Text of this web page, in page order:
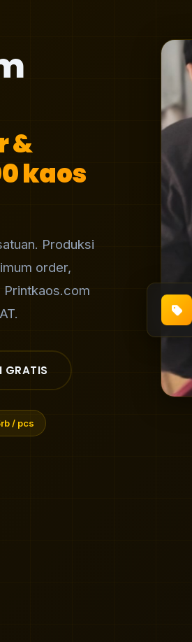
&
kaos
Produksi
order,
GRATIS
/ pcs